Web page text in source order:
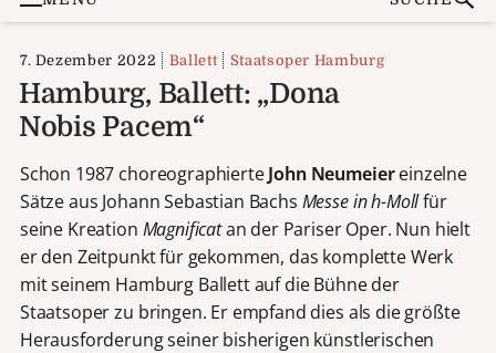
7. Dezember 2022 Ballett Staatsoper Hamburg
Hamburg, Ballett: „Dona
Nobis Pacem“
Schon 1987 choreographierteJohn Neumeiereinzelne
Sätze aus Johann Sebastian Bachs Messe in h-Mollfür
seine Kreation Magnificatan der Pariser Oper. Nun hielt
er den Zeitpunkt für gekommen, das komplette Werk
mit seinem Hamburg Ballett auf die Bühne der
Staatsoper zu bringen. Er empfand dies als die größte
Herausforderung seiner bisherigen künstlerischen